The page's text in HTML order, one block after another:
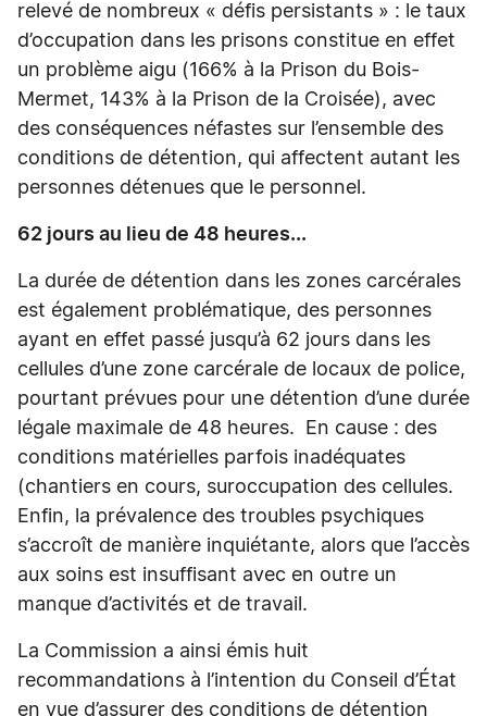
relevé de nombreux « défis persistants » : le taux
d’occupation dans les prisons constitue en effet
un problème aigu (166% à la Prison du Bois-
Mermet, 143% à la Prison de la Croisée), avec
des conséquences néfastes sur l’ensemble des
conditions de détention, qui affectent autant les
personnes détenues que le personnel.
62 jours au lieu de 48 heures...
La durée de détention dans les zones carcérales
est également problématique, des personnes
ayant en effet passé jusqu’à 62 jours dans les
cellules d’une zone carcérale de locaux de police,
pourtant prévues pour une détention d’une durée
légale maximale de 48 heures. En cause : des
conditions matérielles parfois inadéquates
(chantiers en cours, suroccupation des cellules.
Enfin, la prévalence des troubles psychiques
s’accroît de manière inquiétante, alors que l’accès
aux soins est insuffisant avec en outre un
manque d’activités et de travail.
La Commission a ainsi émis huit
recommandations à l’intention du Conseil d’État
en vue d’assurer des conditions de détention